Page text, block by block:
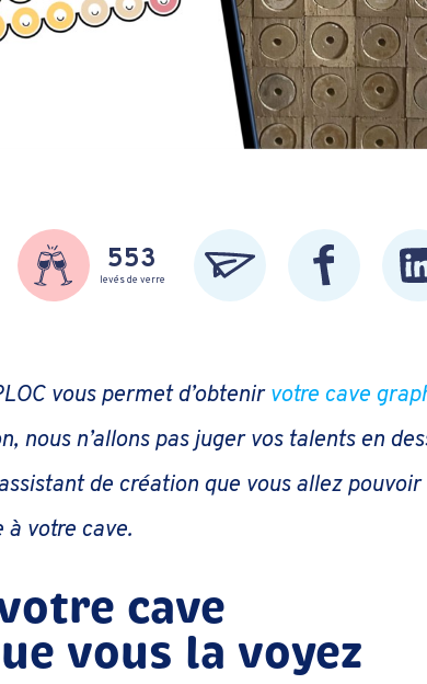
553
levés de verre
vous permet d’obtenirvotre cave
nous n’allons pas juger vos talents en
de création que vous allez
votre cave.
cave
vous la voyez